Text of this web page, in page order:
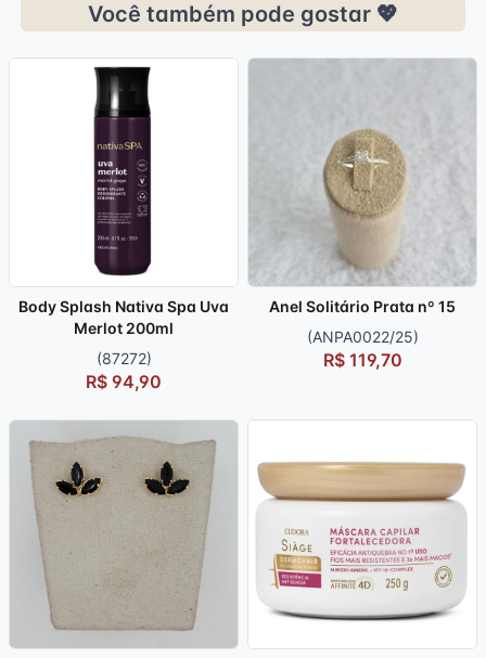
Você também pode gostar 💖
Body Splash Nativa Spa Uva
Merlot 200ml
(87272)
R$ 94,90
Anel Solitário Prata nº 15
(ANPA0022/25)
R$ 119,70